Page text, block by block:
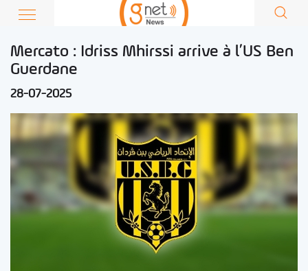
Mercato : Idriss Mhirssi arrive à l’US Ben
Guerdane
28-07-2025